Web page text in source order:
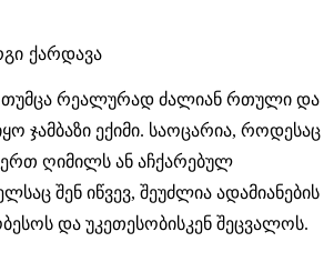
ქარდავა
თუმცა რეალურად ძალიან რთული და
ჯამბაზი ექიმი. საოცარია, როდესაც
ღიმილს ან აჩქარებულ
შენ იწვევ, შეუძლია ადამიანების
და უკეთესობისკენ შეცვალოს.